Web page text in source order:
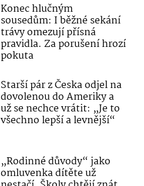
Konec hlučným
sousedům: I běžné sekání
trávy omezují přísná
pravidla. Za porušení hrozí
pokuta
Starší pár z Česka odjel na
dovolenou do Ameriky a
už se nechce vrátit: „Je to
všechno lepší a levnější“
„Rodinné důvody“ jako
omluvenka dítěte už